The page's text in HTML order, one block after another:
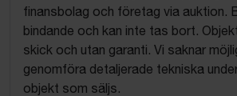
finansbolag och företag via auktion.
bindande och kan inte tas bort.
skick och utan garanti. Vi saknar
genomföra detaljerade tekniska
objekt som säljs.